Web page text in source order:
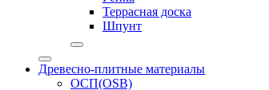
Террасная доска
Шпунт
Древесно-плитные материалы
ОСП(OSB)